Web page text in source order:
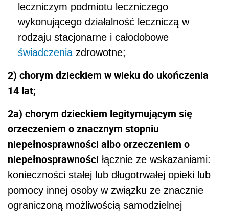
leczniczym podmiotu leczniczego
wykonującego działalność leczniczą w
rodzaju stacjonarne i całodobowe
świadczenia zdrowotne;
2) chorym dzieckiem w wieku do ukończenia
14 lat;
2a) chorym dzieckiem legitymującym się
orzeczeniem o znacznym stopniu
niepełnosprawności albo orzeczeniem o
niepełnosprawności łącznie ze wskazaniami:
konieczności stałej lub długotrwałej opieki lub
pomocy innej osoby w związku ze znacznie
ograniczoną możliwością samodzielnej